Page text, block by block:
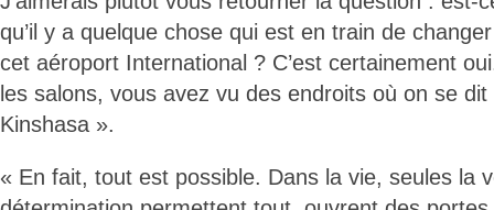
qu’il y a quelque chose qui est en train de
cet aéroport International ? C’est certainement
les salons, vous avez vu des endroits où on se dit
Kinshasa ».
« En fait, tout est possible. Dans la vie, seules la